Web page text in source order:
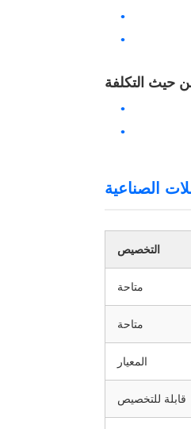
حيث التكلفة
الصناعية
التخصيص
متاحة
متاحة
المعيار
قابلة للتخصيص